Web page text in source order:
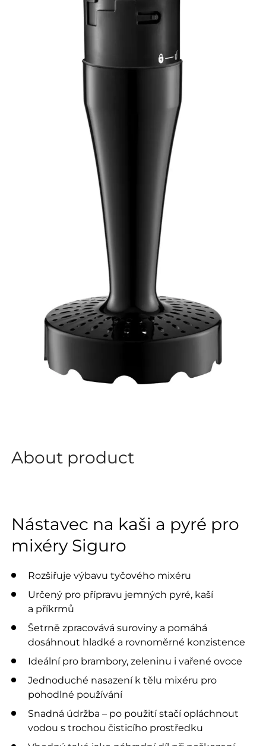
About product
Nástavec na kaši a pyré pro
mixéry Siguro
Rozšiřuje výbavu tyčového mixéru
Určený pro přípravu jemných pyré, kaší
a příkrmů
Šetrně zpracovává suroviny a pomáhá
dosáhnout hladké a rovnoměrné konzistence
Ideální pro brambory, zeleninu i vařené ovoce
Jednoduché nasazení k tělu mixéru pro
pohodlné používání
Snadná údržba – po použití stačí opláchnout
vodou s trochou čisticího prostředku